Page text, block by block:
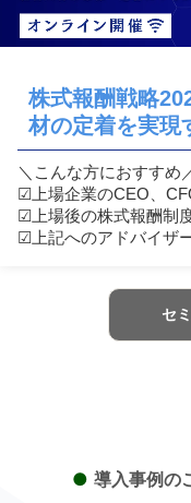
株式報酬戦略
材の定着を実現
＼こんな方におすすめ
☑︎上場企業のCEO、
☑︎上場後の株式報酬制
☑︎上記へのアドバイザ
セ
● 導入事例の